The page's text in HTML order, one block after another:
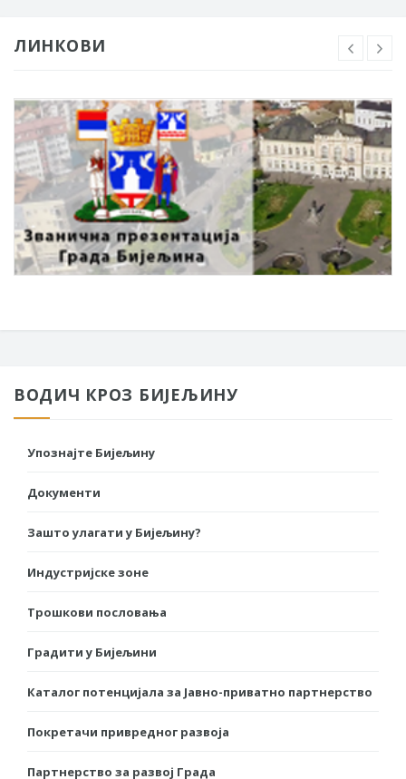
ЛИНКОВИ
ВОДИЧ КРОЗ БИЈЕЉИНУ
Упознајте Бијељину
Документи
Зашто улагати у Бијељину?
Индустријске зоне
Трошкови пословања
Градити у Бијељини
Каталог потенцијала за Јавно-приватно партнерство
Покретачи привредног развоја
Партнерство за развој Града